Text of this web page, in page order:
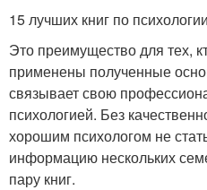
15 лучших книг по
Это преимущество для тех,
применены полученные
связывает свою
психологией. Без
хорошим психологом не
информацию нескольких
пару книг.